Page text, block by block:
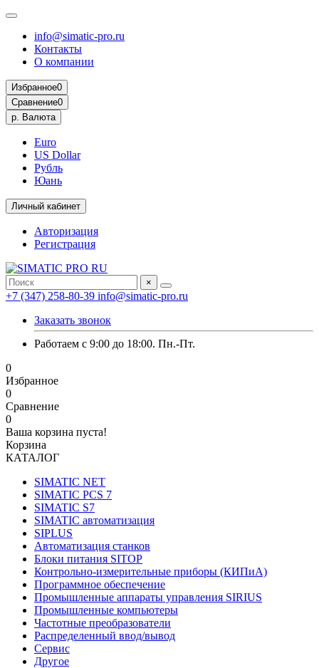
info@simatic-pro.ru
Контакты
О компании
Избранное0
Сравнение0
р. Валюта
Euro
US Dollar
Рубль
Юань
Личный кабинет
Авторизация
Регистрация
×
+7 (347) 258-80-39 info@simatic-pro.ru
Заказать звонок
Работаем с 9:00 до 18:00. Пн.-Пт.
0
Избранное
0
Сравнение
0
Ваша корзина пуста!
Корзина
КАТАЛОГ
SIMATIC NET
SIMATIC PCS 7
SIMATIC S7
SIMATIC автоматизация
SIPLUS
Автоматизация станков
Блоки питания SITOP
Контрольно-измерительные приборы (КИПиА)
Программное обеспечение
Промышленные аппараты управления SIRIUS
Промышленные компьютеры
Частотные преобразователи
Распределенный ввод/вывод
Сервис
Другое